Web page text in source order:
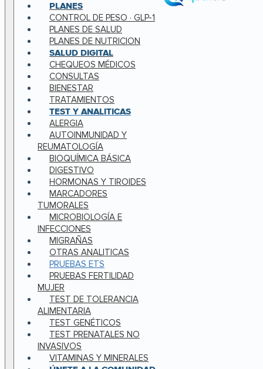
PLANES
CONTROL DE PESO · GLP-1
PLANES DE SALUD
PLANES DE NUTRICION
SALUD DIGITAL
CHEQUEOS MÉDICOS
CONSULTAS
BIENESTAR
TRATAMIENTOS
TEST Y ANALITICAS
ALERGIA
AUTOINMUNIDAD Y
REUMATOLOGÍA
BIOQUÍMICA BÁSICA
DIGESTIVO
HORMONAS Y TIROIDES
MARCADORES
TUMORALES
MICROBIOLOGÍA E
INFECCIONES
MIGRAÑAS
OTRAS ANALITICAS
PRUEBAS ETS
PRUEBAS FERTILIDAD
MUJER
TEST DE TOLERANCIA
ALIMENTARIA
TEST GENÉTICOS
TEST PRENATALES NO
INVASIVOS
VITAMINAS Y MINERALES